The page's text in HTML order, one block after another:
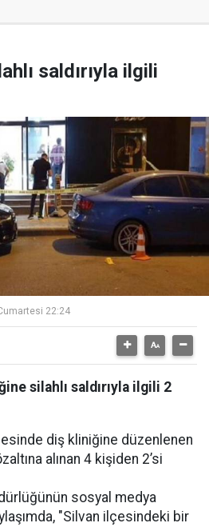
saldırıyla ilgili
22:24
silahlı saldırıyla ilgili 2
diş kliniğine düzenlenen
alınan 4 kişiden 2’si
sosyal medya
"Silvan ilçesindeki bir